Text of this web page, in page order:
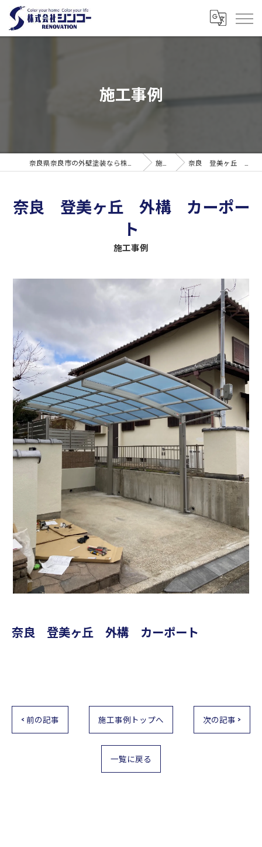
施工事例
施工事例 奈良 登美ヶ丘 外構 カーポート
施工事例
奈良 登美ヶ丘 外構 カーポー
ト
奈良 登美ヶ丘 外構 カーポート
< 前の記事 施工事例トップへ 次の記事 >
一覧に戻る